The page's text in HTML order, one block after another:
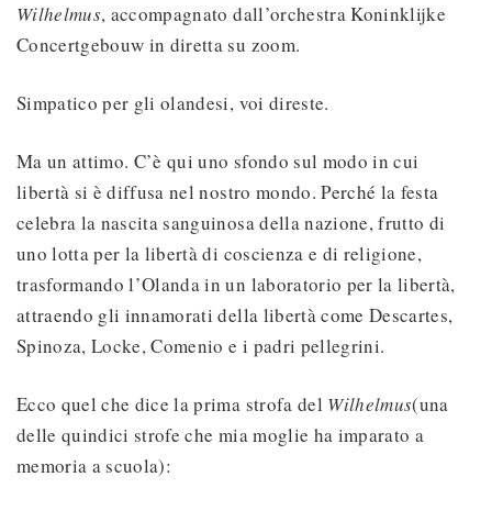
Wilhelmus, accompagnato dall’orchestra Koninklijke
Concertgebouw in diretta su zoom.
Simpatico per gli olandesi, voi direste.
Ma un attimo. C’è qui uno sfondo sul modo in cui
libertà si è diffusa nel nostro mondo. Perché la festa
celebra la nascita sanguinosa della nazione, frutto di
uno lotta per la libertà di coscienza e di religione,
trasformando l’Olanda in un laboratorio per la libertà,
attraendo gli innamorati della libertà come Descartes,
Spinoza, Locke, Comenio e i padri pellegrini.
Ecco quel che dice la prima strofa del Wilhelmus(una
delle quindici strofe che mia moglie ha imparato a
memoria a scuola):